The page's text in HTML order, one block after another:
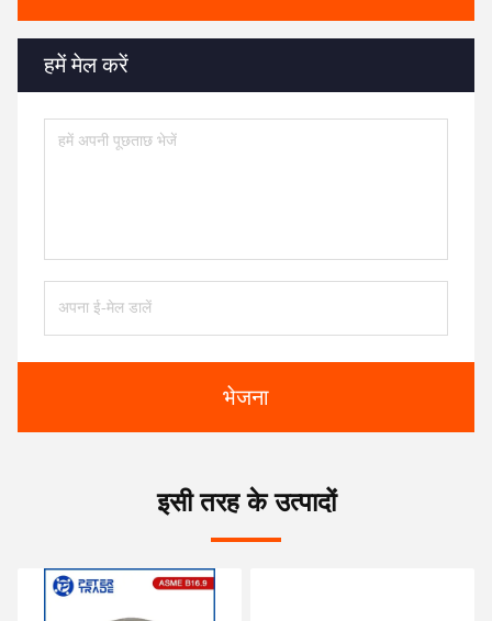
हमें मेल करें
भेजना
इसी तरह के उत्पादों